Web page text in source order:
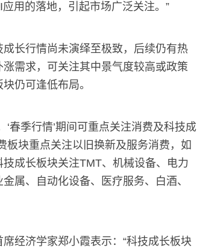
用的落地，引起市场广泛关注。”
长行情尚未演绎至极致，后续仍有热
需求，可关注其中景气度较高或政策
仍可逢低布局。
季行情’期间可重点关注消费及科技成
板块重点关注以旧换新及服务消费，如
成长板块关注TMT、机械设备、电力
属、自动化设备、医疗服务、白酒、
济学家郑小霞表示：“科技成长板块